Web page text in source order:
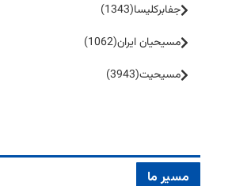
جفا‌بر‌کلیسا(1343)
مسیحیان ایران(1062)
مسیحیت(3943)
مسیر ما